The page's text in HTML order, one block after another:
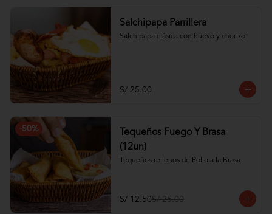
Salchipapa Parrillera
Salchipapa clásica con huevo y chorizo
S/ 25.00
-50%
Tequeños Fuego Y Brasa
(12un)
Tequeños rellenos de Pollo a la Brasa
S/ 12.50S/ 25.00